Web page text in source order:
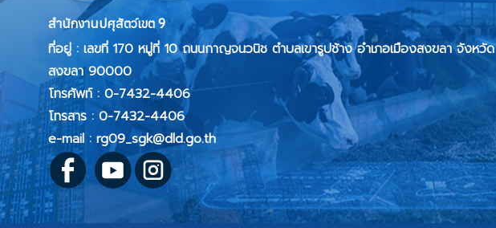
สำนักงานปศุสัตว์เขต 9
ที่อยู่ :เลขที่ 170 หมู่ที่ 10 ถนนกาญจนวนิช ตำบลเขารูปช้าง อำเภอเมืองสงขลา จังหวัด
สงขลา 90000
โทรศัพท์ : 0-7432-4406
โทรสาร : 0-7432-4406
e-mail : rg09_sgk@dld.go.th